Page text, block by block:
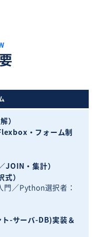
）
・フォーム制
・集計）
）
／Python選択者：
-サーバ-DB)実装＆